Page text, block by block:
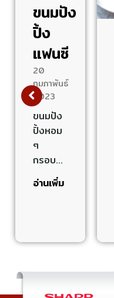
ขนมปัง
ปิ้ง
แฟนซี
20
กุมภาพันธ์
2023
ขนมปัง
ปิ้งหอม
ๆ
กรอบ…
อ่านเพิ่ม